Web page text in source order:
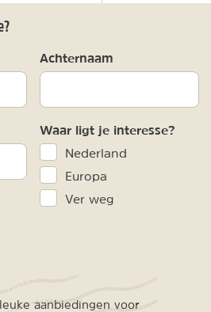
Achternaam
Waar ligt je interesse?
Nederland
Europa
Ver weg
aanbiedingen voor